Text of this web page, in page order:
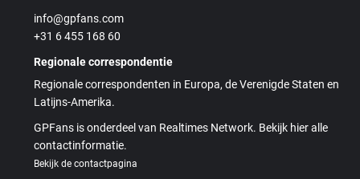
info@gpfans.com
+31 6 455 168 60
Regionale correspondentie
Regionale correspondenten in Europa, de Verenigde Staten en
Latijns-Amerika.
GPFans is onderdeel van Realtimes Network. Bekijk hier alle
contactinformatie.
Bekijk de contactpagina